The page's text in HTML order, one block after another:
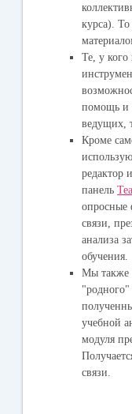
курса).
Те, у
помощь и
ведущих,
Кроме
редактор
панель
опросные
связи,
анализа
обучения.
Мы также
"родного"
учебной
модуля
связи.